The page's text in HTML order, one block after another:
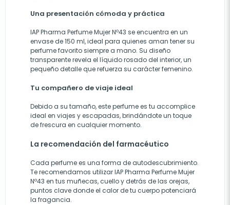
Una presentación cómoda y práctica
IAP Pharma Perfume Mujer Nº43 se encuentra en un
envase de 150 ml, ideal para quienes aman tener su
perfume favorito siempre a mano. Su diseño
transparente revela el líquido rosado del interior, un
pequeño detalle que refuerza su carácter femenino.
Tu compañero de viaje ideal
Debido a su tamaño, este perfume es tu accomplice
ideal en viajes y escapadas, brindándote un toque
de frescura en cualquier momento.
La recomendación del farmacéutico
Cada perfume es una forma de autodescubrimiento.
Te recomendamos utilizar IAP Pharma Perfume Mujer
Nº43 en tus muñecas, cuello y detrás de las orejas,
puntos clave donde el calor de tu cuerpo potenciará
la fragancia.